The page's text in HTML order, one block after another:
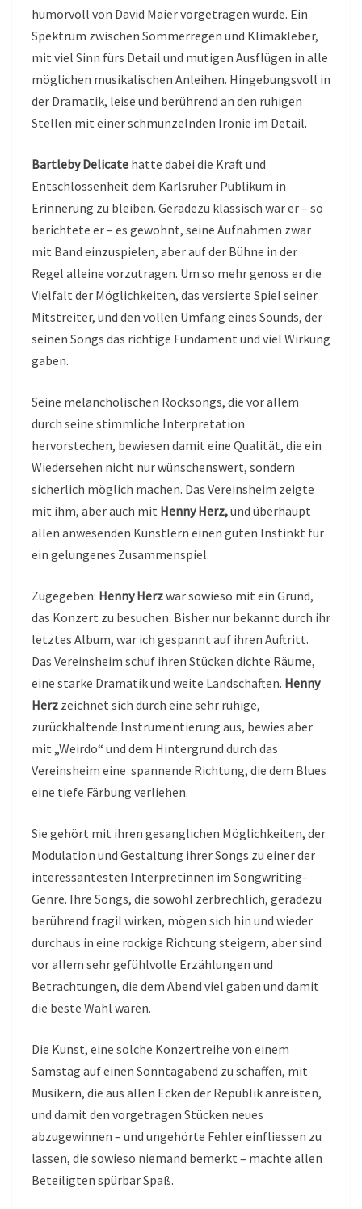
humorvoll von David Maier vorgetragen wurde. Ein
Spektrum zwischen Sommerregen und Klimakleber,
mit viel Sinn fürs Detail und mutigen Ausflügen in alle
möglichen musikalischen Anleihen. Hingebungsvoll in
der Dramatik, leise und berührend an den ruhigen
Stellen mit einer schmunzelnden Ironie im Detail.
Bartleby Delicate hatte dabei die Kraft und
Entschlossenheit dem Karlsruher Publikum in
Erinnerung zu bleiben. Geradezu klassisch war er – so
berichtete er – es gewohnt, seine Aufnahmen zwar
mit Band einzuspielen, aber auf der Bühne in der
Regel alleine vorzutragen. Um so mehr genoss er die
Vielfalt der Möglichkeiten, das versierte Spiel seiner
Mitstreiter, und den vollen Umfang eines Sounds, der
seinen Songs das richtige Fundament und viel Wirkung
gaben.
Seine melancholischen Rocksongs, die vor allem
durch seine stimmliche Interpretation
hervorstechen, bewiesen damit eine Qualität, die ein
Wiedersehen nicht nur wünschenswert, sondern
sicherlich möglich machen. Das Vereinsheim zeigte
mit ihm, aber auch mit Henny Herz,und überhaupt
allen anwesenden Künstlern einen guten Instinkt für
ein gelungenes Zusammenspiel.
Zugegeben: Henny Herzwar sowieso mit ein Grund,
das Konzert zu besuchen. Bisher nur bekannt durch ihr
letztes Album, war ich gespannt auf ihren Auftritt.
Das Vereinsheim schuf ihren Stücken dichte Räume,
eine starke Dramatik und weite Landschaften. Henny
Herz zeichnet sich durch eine sehr ruhige,
zurückhaltende Instrumentierung aus, bewies aber
mit „Weirdo“ und dem Hintergrund durch das
Vereinsheim eine spannende Richtung, die dem Blues
eine tiefe Färbung verliehen.
Sie gehört mit ihren gesanglichen Möglichkeiten, der
Modulation und Gestaltung ihrer Songs zu einer der
interessantesten Interpretinnen im Songwriting-
Genre. Ihre Songs, die sowohl zerbrechlich, geradezu
berührend fragil wirken, mögen sich hin und wieder
durchaus in eine rockige Richtung steigern, aber sind
vor allem sehr gefühlvolle Erzählungen und
Betrachtungen, die dem Abend viel gaben und damit
die beste Wahl waren.
Die Kunst, eine solche Konzertreihe von einem
Samstag auf einen Sonntagabend zu schaffen, mit
Musikern, die aus allen Ecken der Republik anreisten,
und damit den vorgetragen Stücken neues
abzugewinnen – und ungehörte Fehler einfliessen zu
lassen, die sowieso niemand bemerkt – machte allen
Beteiligten spürbar Spaß.